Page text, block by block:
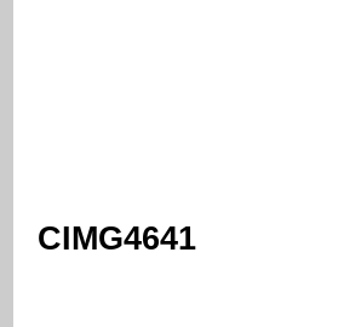
CIMG4641